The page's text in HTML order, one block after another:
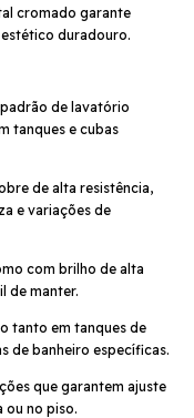
cromado garante
duradouro.
de lavatório
tanques e cubas
de alta resistência,
e variações de
com brilho de alta
de manter.
tanto em tanques de
de banheiro específicas.
que garantem ajuste
ou no piso.